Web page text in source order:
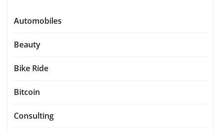
Automobiles
Beauty
Bike Ride
Bitcoin
Consulting